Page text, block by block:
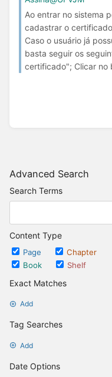
Advanced Search
Search Terms
Content Type
Page
Chapter
Book
Shelf
Exact Matches
Add
Tag Searches
Add
Date Options
Ao entrar no sistema
cadastrar o
Caso o usuário já
basta seguir os
certificado"; Clicar no